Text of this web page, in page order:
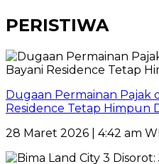
PERISTIWA
Dugaan Permainan Pajak
Residence Tetap Himpun
28 Maret 2026 | 4:42 am